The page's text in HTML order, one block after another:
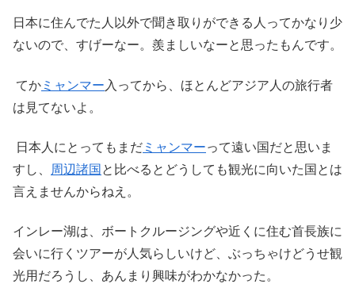
日本に住んでた人以外で聞き取りができる人ってかなり少
ないので、すげーなー。羨ましいなーと思ったもんです。
てか ミャンマー 入ってから、ほとんどアジア人の旅行者
は見てないよ。
日本人にとってもまだ ミャンマーって遠い国だと思いま
すし、
周辺諸国 と比べるとどうしても観光に向いた国とは
言えませんからねえ。
インレー湖は、ボートクルージングや近くに住む首長族に
会いに行くツアーが人気らしいけど、ぶっちゃけどうせ観
光用だろうし、あんまり興味がわかなかった。